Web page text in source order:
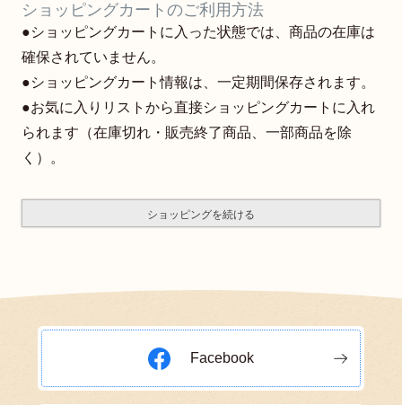
ショッピングカートのご利用方法
●ショッピングカートに入った状態では、商品の在庫は
確保されていません。
●ショッピングカート情報は、一定期間保存されます。
●お気に入りリストから直接ショッピングカートに入れ
られます（在庫切れ・販売終了商品、一部商品を除
く）。
ショッピングを続ける
Facebook